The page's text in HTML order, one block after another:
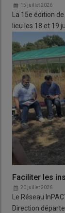
15 juillet 2026
La 15e édition
lieu les 18 et 19
Faciliter les
20 juillet 2026
Le Réseau
Direction